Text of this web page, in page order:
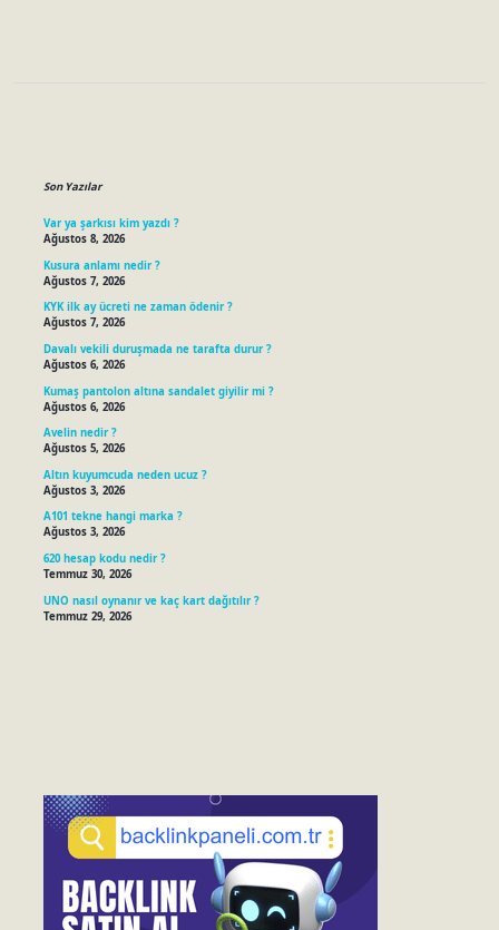
Son Yazılar
Var ya şarkısı kim yazdı ?
Ağustos 8, 2026
Kusura anlamı nedir ?
Ağustos 7, 2026
KYK ilk ay ücreti ne zaman ödenir ?
Ağustos 7, 2026
Davalı vekili duruşmada ne tarafta durur ?
Ağustos 6, 2026
Kumaş pantolon altına sandalet giyilir mi ?
Ağustos 6, 2026
Avelin nedir ?
Ağustos 5, 2026
Altın kuyumcuda neden ucuz ?
Ağustos 3, 2026
A101 tekne hangi marka ?
Ağustos 3, 2026
620 hesap kodu nedir ?
Temmuz 30, 2026
UNO nasıl oynanır ve kaç kart dağıtılır ?
Temmuz 29, 2026